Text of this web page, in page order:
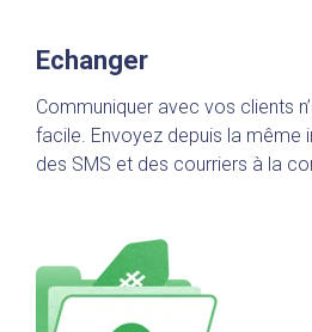
Echanger
Communiquer avec vos clients
facile. Envoyez depuis la même
des SMS et des courriers à la